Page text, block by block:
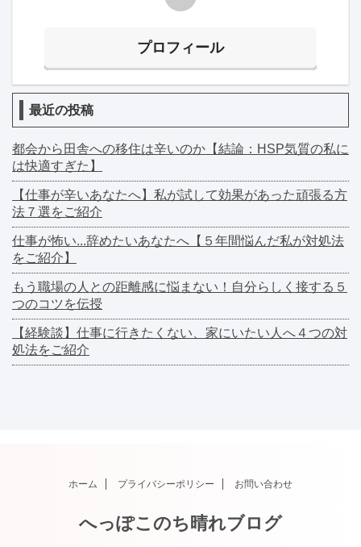
プロフィール
最近の投稿
都会から田舎への移住は辛いのか【結論：HSP気質の私に
は快適すぎた】
【仕事が辛いあなたへ】私が試して効果があった頑張る方
法７選をご紹介
仕事が怖い...辞めたいあなたへ【５年間悩んだ私が対処法
をご紹介】
もう職場の人との距離感に悩まない！自分らしく接する５
つのコツを伝授
【経験談】仕事に行きたくない、家にいたい人へ４つの対
処法をご紹介
ホーム プライバシーポリシー お問い合わせ
へっぽこのち晴れブログ